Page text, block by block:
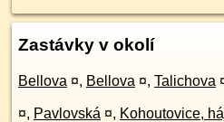
Zastávky v okolí
Bellova ¤, Bellova ¤, Talichova
¤, Pavlovská ¤, Kohoutovice,